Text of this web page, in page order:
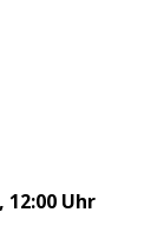
12:00 Uhr